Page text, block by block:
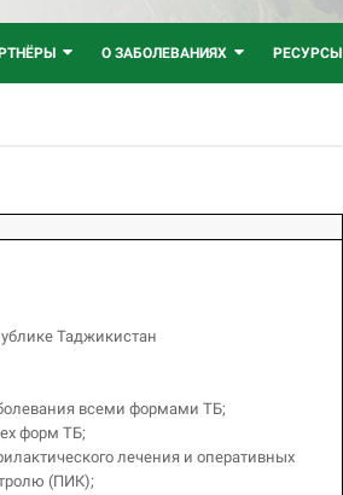
О ЗАБОЛЕВАНИЯХ РЕСУРСЫ
Таджикистан
всеми формами ТБ;
форм ТБ;
лечения и оперативных
(ПИК);